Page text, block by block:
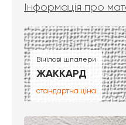
Інформація про
Вінілові шпалери
ЖАККАРД
стандартна ціна